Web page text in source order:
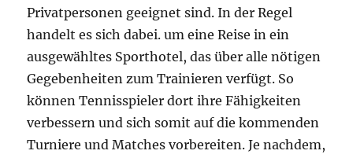
Privatpersonen geeignet sind. In der Regel
handelt es sich dabei. um eine Reise in ein
ausgewähltes Sporthotel, das über alle nötigen
Gegebenheiten zum Trainieren verfügt. So
können Tennisspieler dort ihre Fähigkeiten
verbessern und sich somit auf die kommenden
Turniere und Matches vorbereiten. Je nachdem,